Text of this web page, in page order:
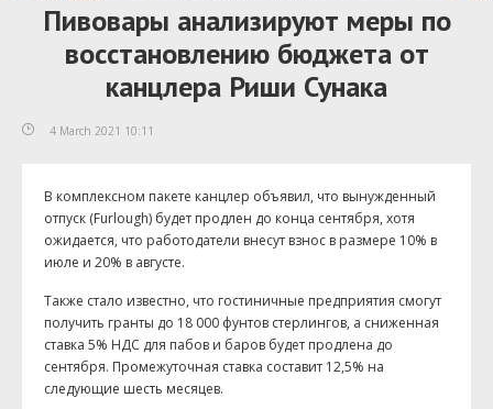
Пивовары анализируют меры по
восстановлению бюджета от
канцлера Риши Сунака
4 March 2021 10:11
В комплексном пакете канцлер объявил, что вынужденный
отпуск (Furlough) будет продлен до конца сентября, хотя
ожидается, что работодатели внесут взнос в размере 10% в
июле и 20% в августе.
Также стало известно, что гостиничные предприятия смогут
получить гранты до 18 000 фунтов стерлингов, а сниженная
ставка 5% НДС для пабов и баров будет продлена до
сентября. Промежуточная ставка составит 12,5% на
следующие шесть месяцев.